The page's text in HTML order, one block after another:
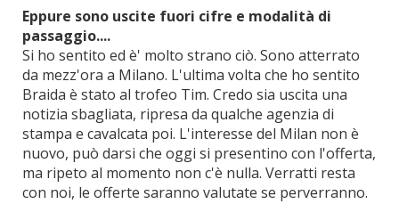
Eppure sono uscite fuori cifre e modalità di
passaggio....
Si ho sentito ed è' molto strano ciò. Sono atterrato
da mezz'ora a Milano. L'ultima volta che ho sentito
Braida è stato al trofeo Tim. Credo sia uscita una
notizia sbagliata, ripresa da qualche agenzia di
stampa e cavalcata poi. L'interesse del Milan non è
nuovo, può darsi che oggi si presentino con l'offerta,
ma ripeto al momento non c'è nulla. Verratti resta
con noi, le offerte saranno valutate se perverranno.